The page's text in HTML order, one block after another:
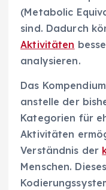
(Metabolic
sind. Dadurch
Aktivitäten
analysieren.
Das
anstelle der
Kategorien für
Aktivitäten
Verständnis der
Menschen.